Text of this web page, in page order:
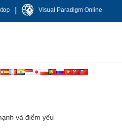
Visual Paradigm Online
và điểm yếu